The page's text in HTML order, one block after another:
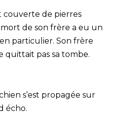
couverte de pierres
de son frère a eu un
particulier. Son frère
quittait pas sa tombe.
s’est propagée sur
écho.